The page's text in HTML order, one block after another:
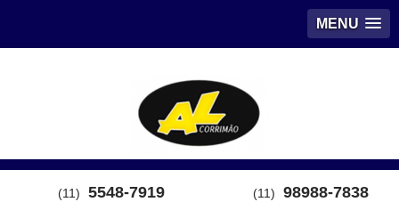
MENU
(11) 5548-7919 (11) 98988-7838